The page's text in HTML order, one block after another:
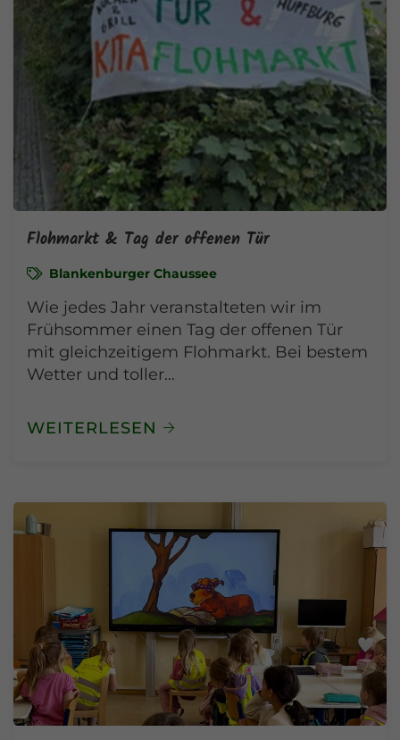
Flohmarkt & Tag der offenen Tür
Blankenburger Chaussee
Wie jedes Jahr veranstalteten wir im
Frühsommer einen Tag der offenen Tür
mit gleichzeitigem Flohmarkt. Bei bestem
Wetter und toller…
WEITERLESEN